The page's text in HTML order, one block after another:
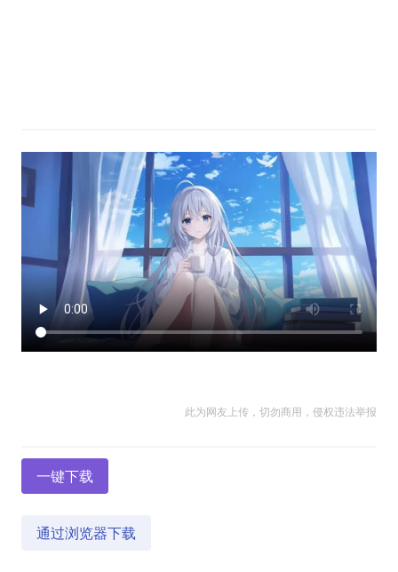
此为网友上传，切勿商用，侵权违法举报
一键下载
通过浏览器下载